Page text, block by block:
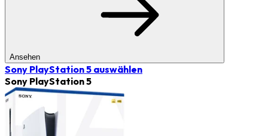
Ansehen
Sony PlayStation 5 auswählen
Sony PlayStation 5